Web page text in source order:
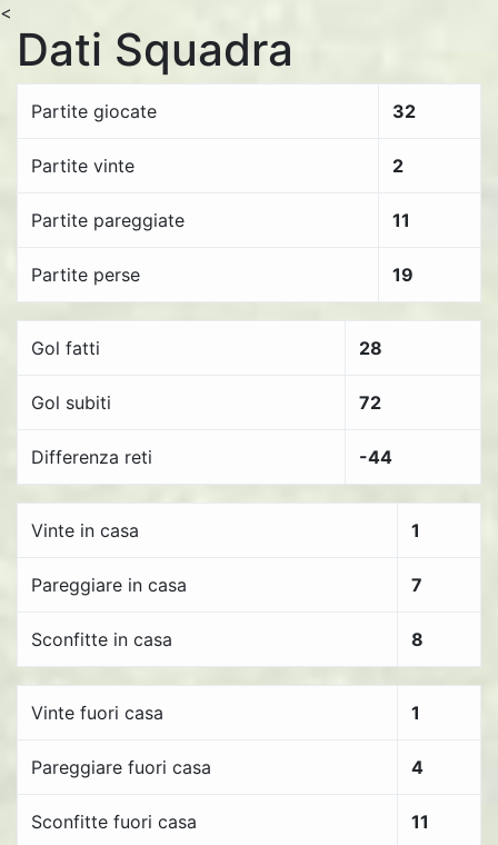
<
Dati Squadra
Partite giocate 32
Partite vinte 2
Partite pareggiate 11
Partite perse 19
Gol fatti 28
Gol subiti 72
Differenza reti -44
Vinte in casa 1
Pareggiare in casa 7
Sconfitte in casa 8
Vinte fuori casa 1
Pareggiare fuori casa 4
Sconfitte fuori casa 11